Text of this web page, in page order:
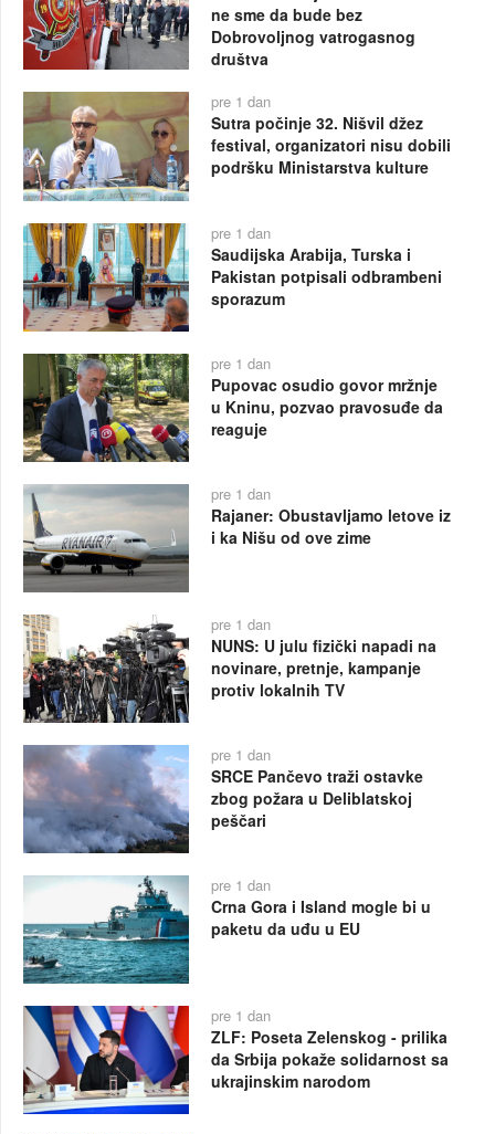
ne sme da bude bez
Dobrovoljnog vatrogasnog
društva
pre 1 dan
Sutra počinje 32. Nišvil džez
festival, organizatori nisu dobili
podršku Ministarstva kulture
pre 1 dan
Saudijska Arabija, Turska i
Pakistan potpisali odbrambeni
sporazum
pre 1 dan
Pupovac osudio govor mržnje
u Kninu, pozvao pravosuđe da
reaguje
pre 1 dan
Rajaner: Obustavljamo letove iz
i ka Nišu od ove zime
pre 1 dan
NUNS: U julu fizički napadi na
novinare, pretnje, kampanje
protiv lokalnih TV
pre 1 dan
SRCE Pančevo traži ostavke
zbog požara u Deliblatskoj
peščari
pre 1 dan
Crna Gora i Island mogle bi u
paketu da uđu u EU
pre 1 dan
ZLF: Poseta Zelenskog - prilika
da Srbija pokaže solidarnost sa
ukrajinskim narodom